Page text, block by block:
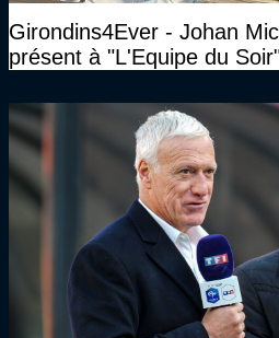
Girondins4Ever - Johan
présent à "L'Equipe du